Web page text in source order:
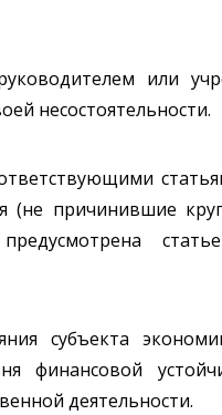
или
несостоятельности.
(не причинившие
субъекта
финансовой
деятельности.